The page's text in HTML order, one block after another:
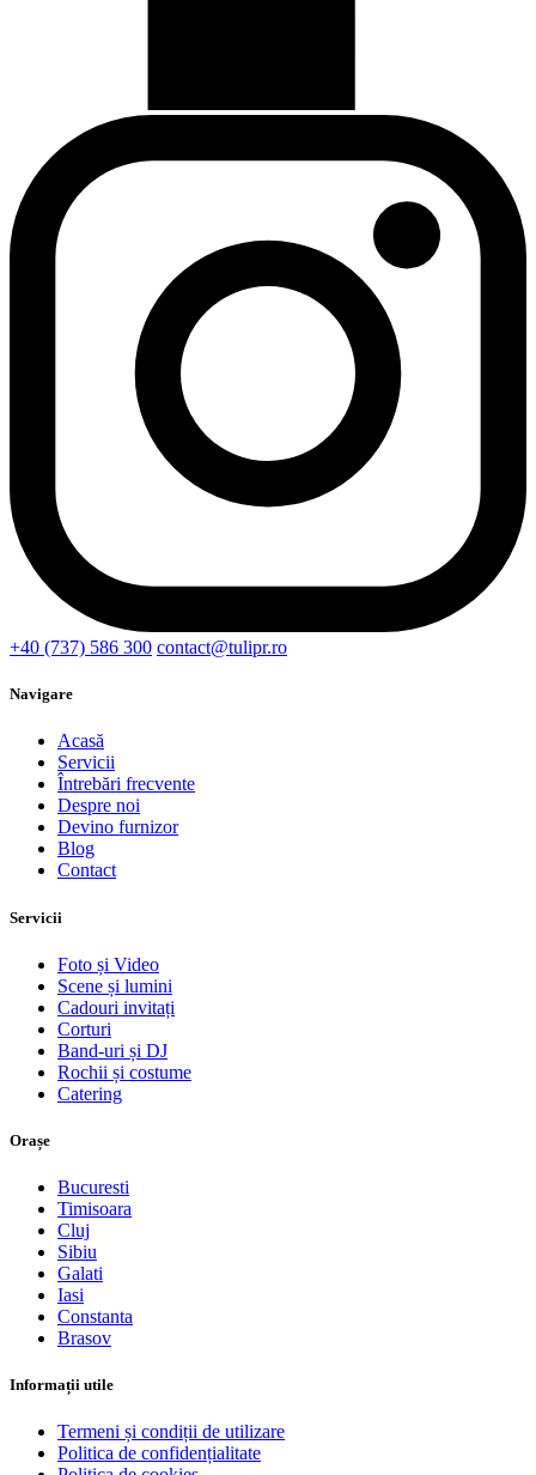
+40 (737) 586 300 contact@tulipr.ro
Navigare
Acasă
Servicii
Întrebări frecvente
Despre noi
Devino furnizor
Blog
Contact
Servicii
Foto și Video
Scene și lumini
Cadouri invitați
Corturi
Band-uri și DJ
Rochii și costume
Catering
Orașe
Bucuresti
Timisoara
Cluj
Sibiu
Galati
Iasi
Constanta
Brasov
Informații utile
Termeni și condiții de utilizare
Politica de confidențialitate